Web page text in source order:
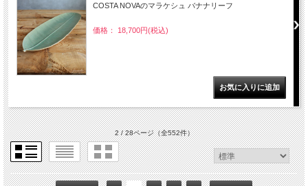
COSTA NOVAのマラケシュ バナナリーフ
価格： 18,700円(税込)
2 / 28ページ（全552件）